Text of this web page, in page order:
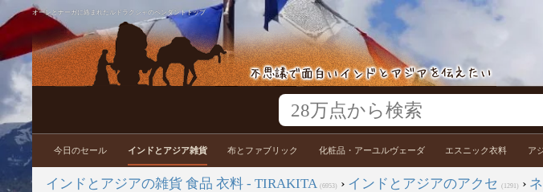
オーンとナーガに絡まれたルドラクシャのペンダントトップ
今日のセール インドとアジア雑貨 布とファブリック 化粧品・アーユルヴェーダ エスニック衣料 ア
インドとアジアの雑貨 食品 衣料 - TIRAKITA (6953) › インドとアジアのアクセ (1291) ›